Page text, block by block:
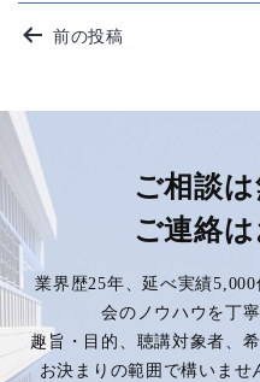
投
ナ
ビ
ゲ
ー
シ
前の投稿
ご相談は
ご連絡は
業界歴25年、延べ実績
会のノウハウを丁
趣旨・目的、聴講対象者、
お決まりの範囲で構いませ